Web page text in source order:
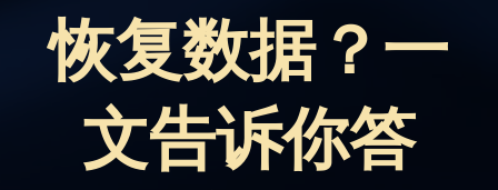
数据备份
恢复数据？一
文告诉你答